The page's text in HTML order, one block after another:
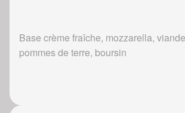
Base crème fraîche, mozzarella,
pommes de terre, boursin